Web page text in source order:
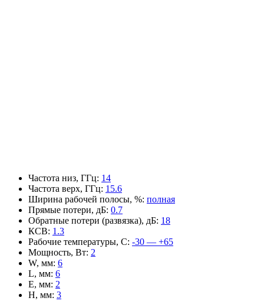
Частота низ, ГГц: 14
Частота верх, ГГц: 15.6
Ширина рабочей полосы, %: полная
Прямые потери, дБ: 0.7
Обратные потери (развязка), дБ: 18
КСВ: 1.3
Рабочие температуры, С: -30 — +65
Мощность, Вт: 2
W, мм: 6
L, мм: 6
E, мм: 2
H, мм: 3